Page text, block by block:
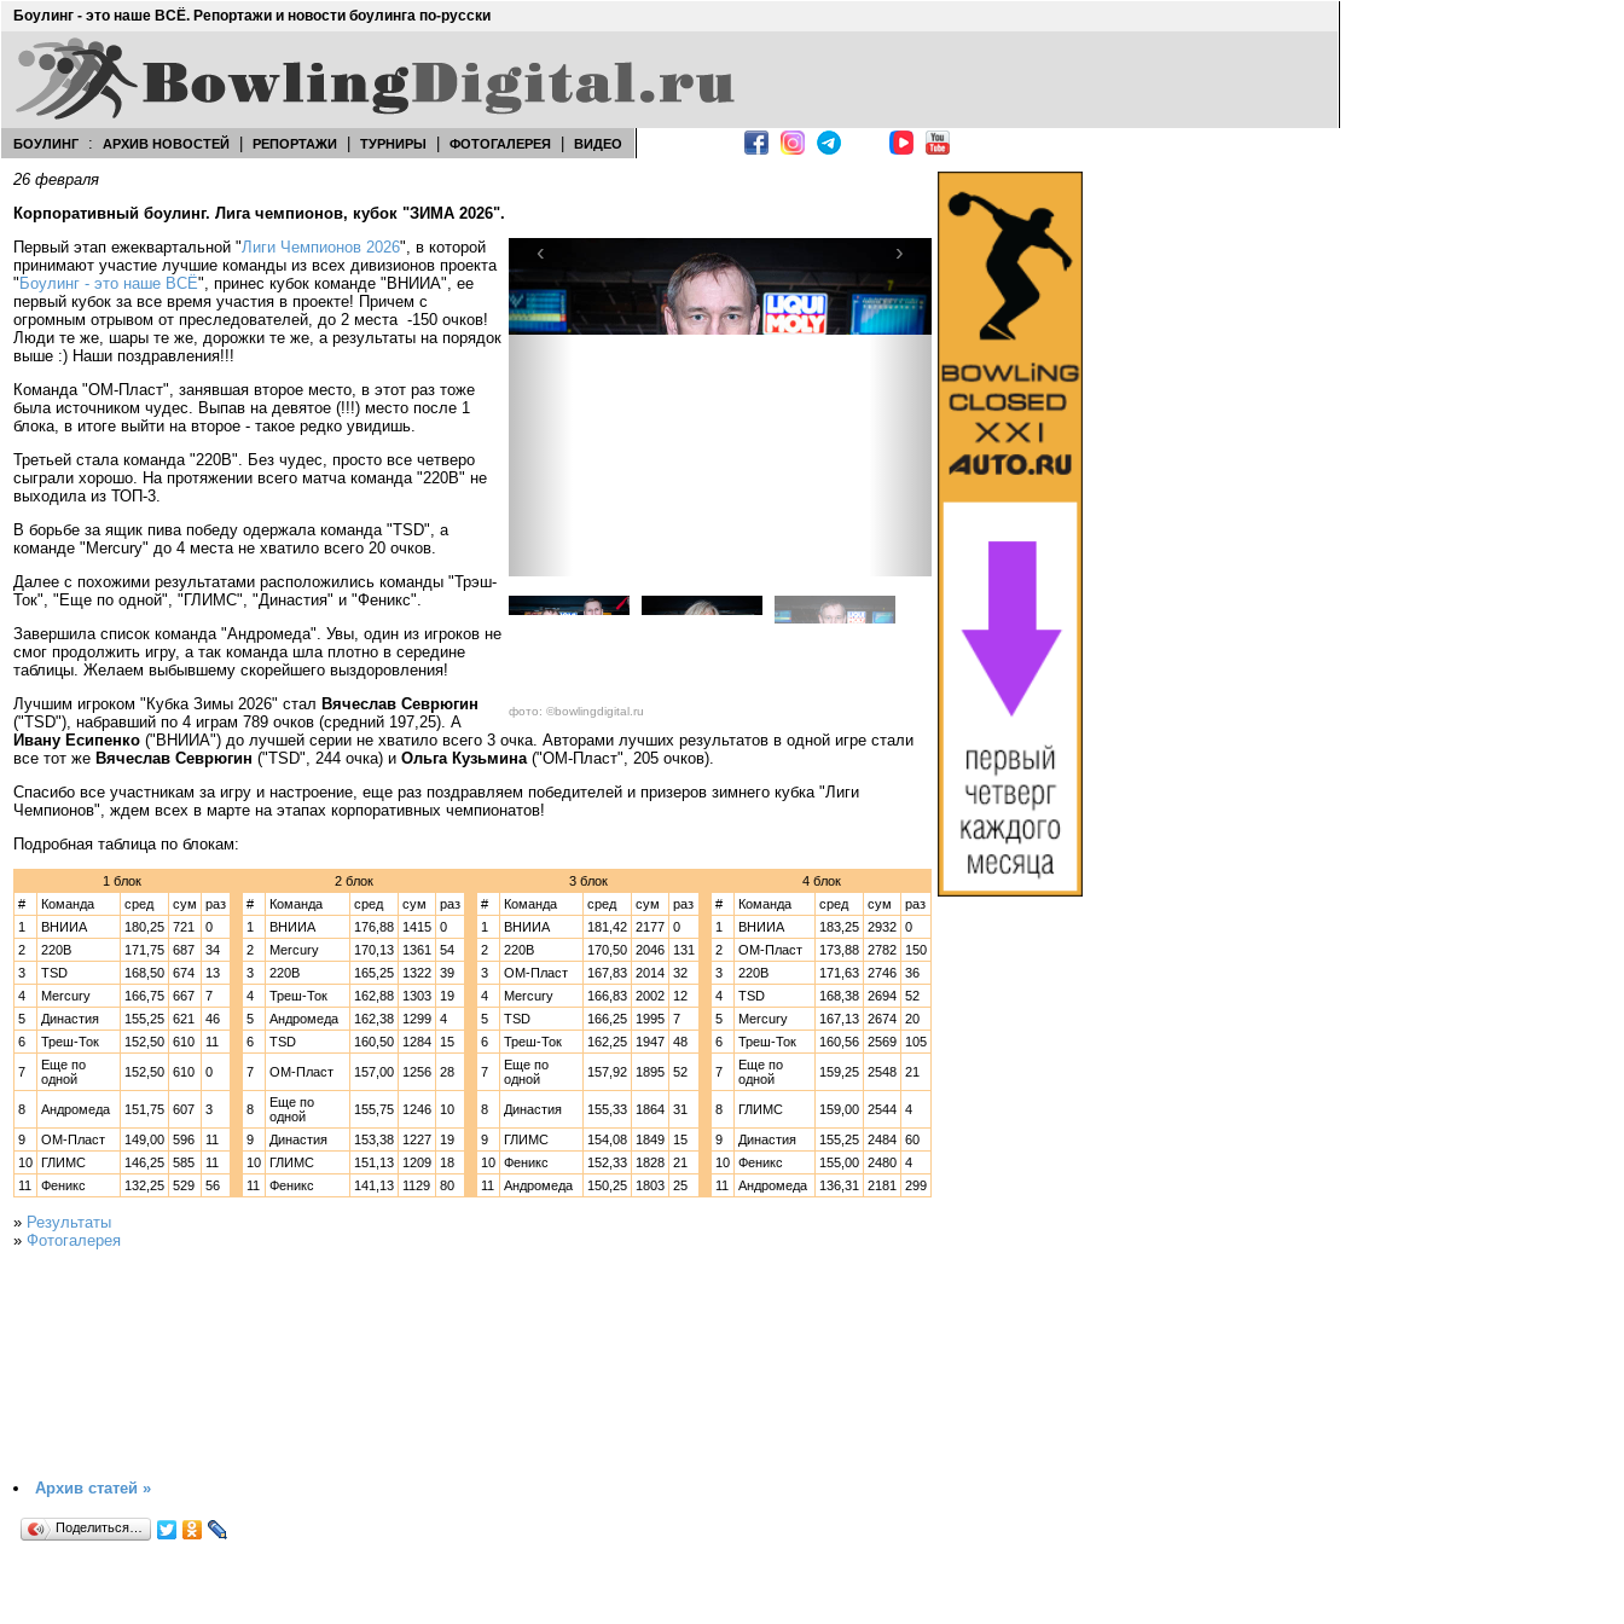
Боулинг - это наше ВСЁ. Репортажи и новости боулинга по-русски
БОУЛИНГ : АРХИВ НОВОСТЕЙ РЕПОРТАЖИ ТУРНИРЫ ФОТОГАЛЕРЕЯ ВИДЕО
26 февраля
Корпоративный боулинг. Лига чемпионов, кубок "ЗИМА 2026".
‹ ›
фото: ©bowlingdigital.ru
Первый этап ежеквартальной "Лиги Чемпионов 2026", в которой
принимают участие лучшие команды из всех дивизионов проекта
" Боулинг - это наше ВСЁ", принес кубок команде "ВНИИА", ее
первый кубок за все время участия в проекте! Причем с
огромным отрывом от преследователей, до 2 места -150 очков!
Люди те же, шары те же, дорожки те же, а результаты на порядок
выше :) Наши поздравления!!!
Команда "ОМ-Пласт", занявшая второе место, в этот раз тоже
была источником чудес. Выпав на девятое (!!!) место после 1
блока, в итоге выйти на второе - такое редко увидишь.
Третьей стала команда "220В". Без чудес, просто все четверо
сыграли хорошо. На протяжении всего матча команда "220В" не
выходила из ТОП-3.
В борьбе за ящик пива победу одержала команда "TSD", а
команде "Mercury" до 4 места не хватило всего 20 очков.
Далее с похожими результатами расположились команды "Трэш-
Ток", "Еще по одной", "ГЛИМС", "Династия" и "Феникс".
Завершила список команда "Андромеда". Увы, один из игроков не
смог продолжить игру, а так команда шла плотно в середине
таблицы. Желаем выбывшему скорейшего выздоровления!
Лучшим игроком "Кубка Зимы 2026" стал Вячеслав Севрюгин
("TSD"), набравший по 4 играм 789 очков (средний 197,25). А
Ивану Есипенко ("ВНИИА") до лучшей серии не хватило всего 3 очка. Авторами лучших результатов в одной игре стали
все тот же Вячеслав Севрюгин ("TSD", 244 очка) и Ольга Кузьмина("ОМ-Пласт", 205 очков).
Спасибо все участникам за игру и настроение, еще раз поздравляем победителей и призеров зимнего кубка "Лиги
Чемпионов", ждем всех в марте на этапах корпоративных чемпионатов!
Подробная таблица по блокам:
1 блок 2 блок 3 блок
4 блок
#
Команда сред сум раз # Команда сред сум раз # Команда сред сум раз # Команда сред сум
раз
1
ВНИИА 180,25 721 0 1 ВНИИА 176,88 1415 0 1 ВНИИА 181,42 2177 0 1 ВНИИА 183,25 2932 0
2
220В 171,75 687 34 2 Mercury 170,13 1361 54 2 220В 170,50 2046 131 2 ОМ-Пласт 173,88 2782
150
3
TSD 168,50 674 13 3 220В 165,25 1322 39 3 ОМ-Пласт 167,83 2014 32 3 220В 171,63 2746 36
4
Mercury 166,75 667 7 4 Треш-Ток 162,88 1303 19 4 Mercury 166,83 2002 12 4 TSD 168,38 2694 52
5
Династия 155,25 621 46 5 Андромеда 162,38 1299 4 5 TSD 166,25 1995 7 5 Mercury 167,13 2674 20
6
Треш-Ток 152,50 610 11 6 TSD 160,50 1284 15 6 Треш-Ток 162,25 1947 48 6 Треш-Ток 160,56 2569 105
7
Еще по
одной
152,50 610 0 7 ОМ-Пласт 157,00 1256 28 7
Еще по
одной
157,92 1895 52 7
Еще по
одной
159,25 2548 21
8 Андромеда 151,75 607 3 8
Еще по
одной
155,75 1246 10 8 Династия 155,33 1864 31 8 ГЛИМС 159,00 2544 4
9 ОМ-Пласт 149,00 596 11 9 Династия 153,38 1227 19 9 ГЛИМС 154,08 1849 15 9 Династия 155,25 2484 60
10 ГЛИМС 146,25 585 11 10 ГЛИМС 151,13 1209 18 10 Феникс 152,33 1828 21 10 Феникс 155,00 2480 4
11
Феникс 132,25 529 56 11 Феникс 141,13 1129 80 11 Андромеда 150,25 1803 25 11 Андромеда 136,31 2181 299
» Результаты
» Фотогалерея
Архив статей »
Поделиться…